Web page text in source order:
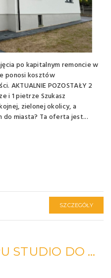
po kapitalnym remoncie w
ponosi kosztów
AKTUALNIE POZOSTAŁY 2
i 1 pietrze Szukasz
zielonej okolicy, a
do miasta? Ta oferta jest...
SZCZEGÓŁY
MIESZKANIE TYPU STUDIO DO WYNAJĘCIA